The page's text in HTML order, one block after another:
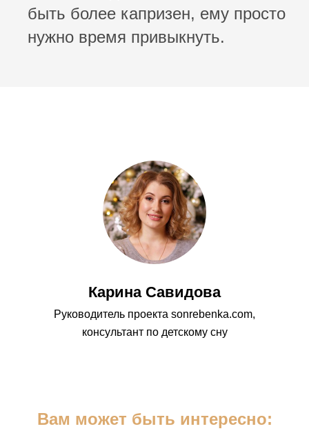
быть более капризен, ему просто
нужно время привыкнуть.
Карина Савидова
Руководитель проекта sonrebenka.com,
консультант по детскому сну
Вам может быть интересно: